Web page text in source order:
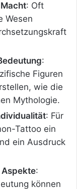
: Oft
Wesen
:
Figuren
wie die
Mythologie.
: Für
Tattoo ein
ein Ausdruck
Aspekte:
können